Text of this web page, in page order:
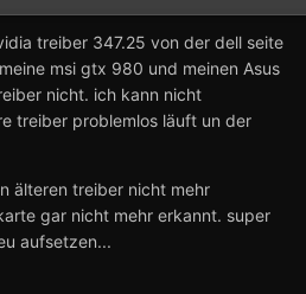
treiber 347.25 von der dell seite
msi gtx 980 und meinen Asus
nicht. ich kann nicht
treiber problemlos läuft un der
älteren treiber nicht mehr
gar nicht mehr erkannt. super
aufsetzen...